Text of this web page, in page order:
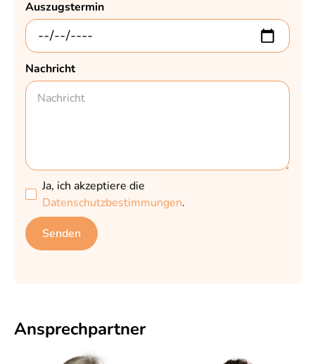
Auszugstermin
Nachricht
Ja, ich akzeptiere die
Datenschutzbestimmungen.
Ansprech­partner